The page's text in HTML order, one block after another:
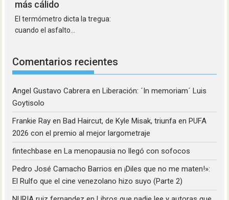
más cálido
El termómetro dicta la tregua:
cuando el asfalto...
Comentarios recientes
Angel Gustavo Cabrera enLiberación: ´In memoriam´ Luis
Goytisolo
Frankie Ray enBad Haircut, de Kyle Misak, triunfa en PUFA
2026 con el premio al mejor largometraje
fintechbase enLa menopausia no llegó con sofocos
Pedro José Camacho Barrios en¡Diles que no me maten!»:
El Rulfo que el cine venezolano hizo suyo (Parte 2)